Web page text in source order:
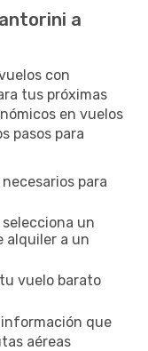
a
con
tus próximas
en vuelos
pasos para
para
un
alquiler a un
vuelo barato
que
aéreas